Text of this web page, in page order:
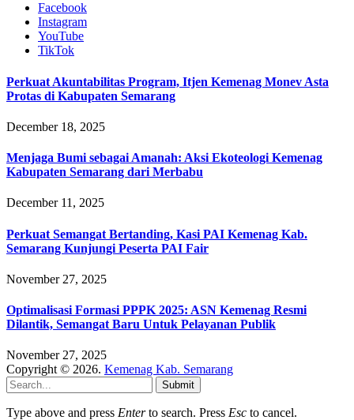
Facebook
Instagram
YouTube
TikTok
Perkuat Akuntabilitas Program, Itjen Kemenag Monev Asta
Protas di Kabupaten Semarang
December 18, 2025
Menjaga Bumi sebagai Amanah: Aksi Ekoteologi Kemenag
Kabupaten Semarang dari Merbabu
December 11, 2025
Perkuat Semangat Bertanding, Kasi PAI Kemenag Kab.
Semarang Kunjungi Peserta PAI Fair
November 27, 2025
Optimalisasi Formasi PPPK 2025: ASN Kemenag Resmi
Dilantik, Semangat Baru Untuk Pelayanan Publik
November 27, 2025
Copyright © 2026. Kemenag Kab. Semarang
Submit
Type above and press Enterto search. Press Esc to cancel.